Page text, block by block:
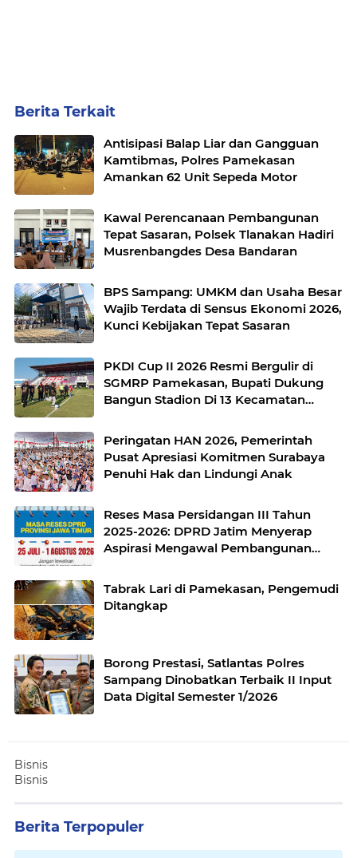
Berita Terkait
Antisipasi Balap Liar dan Gangguan
Kamtibmas, Polres Pamekasan
Amankan 62 Unit Sepeda Motor
Kawal Perencanaan Pembangunan
Tepat Sasaran, Polsek Tlanakan Hadiri
Musrenbangdes Desa Bandaran
BPS Sampang: UMKM dan Usaha Besar
Wajib Terdata di Sensus Ekonomi 2026,
Kunci Kebijakan Tepat Sasaran
PKDI Cup II 2026 Resmi Bergulir di
SGMRP Pamekasan, Bupati Dukung
Bangun Stadion Di 13 Kecamatan
Peringatan HAN 2026, Pemerintah
Pusat Apresiasi Komitmen Surabaya
Penuhi Hak dan Lindungi Anak
Reses Masa Persidangan III Tahun
2025-2026: DPRD Jatim Menyerap
Aspirasi Mengawal Pembangunan
Tabrak Lari di Pamekasan, Pengemudi
Ditangkap
Borong Prestasi, Satlantas Polres
Sampang Dinobatkan Terbaik II Input
Data Digital Semester 1/2026
Bisnis
Bisnis
Berita Terpopuler